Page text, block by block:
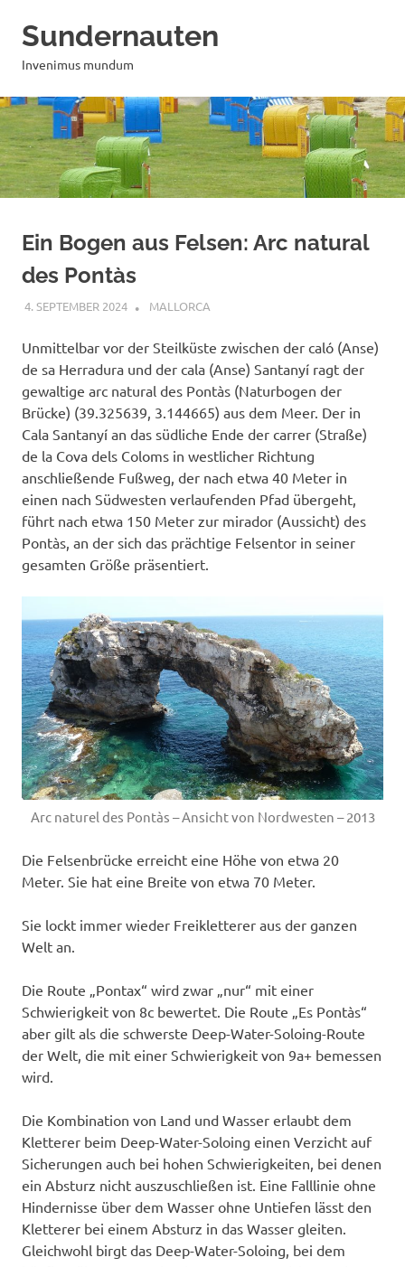
InhaltSundernauten
Invenimus mundum
Ein Bogen aus Felsen: Arc natural
des Pontàs
4. SEPTEMBER 2024 MAILBOX59846
MALLORCA
Unmittelbar vor der Steilküste zwischen der caló (Anse)
de sa Herradura und der cala (Anse) Santanyí ragt der
gewaltige arc natural des Pontàs (Naturbogen der
Brücke) (39.325639, 3.144665) aus dem Meer. Der in
Cala Santanyí an das südliche Ende der carrer (Straße)
de la Cova dels Coloms in westlicher Richtung
anschließende Fußweg, der nach etwa 40 Meter in
einen nach Südwesten verlaufenden Pfad übergeht,
führt nach etwa 150 Meter zur mirador (Aussicht) des
Pontàs, an der sich das prächtige Felsentor in seiner
gesamten Größe präsentiert.
Arc naturel des Pontàs – Ansicht von Nordwesten – 2013
Die Felsenbrücke erreicht eine Höhe von etwa 20
Meter. Sie hat eine Breite von etwa 70 Meter.
Sie lockt immer wieder Freikletterer aus der ganzen
Welt an.
Die Route „Pontax“ wird zwar „nur“ mit einer
Schwierigkeit von 8c bewertet. Die Route „Es Pontàs“
aber gilt als die schwerste Deep-Water-Soloing-Route
der Welt, die mit einer Schwierigkeit von 9a+ bemessen
wird.
Die Kombination von Land und Wasser erlaubt dem
Kletterer beim Deep-Water-Soloing einen Verzicht auf
Sicherungen auch bei hohen Schwierigkeiten, bei denen
ein Absturz nicht auszuschließen ist. Eine Falllinie ohne
Hindernisse über dem Wasser ohne Untiefen lässt den
Kletterer bei einem Absturz in das Wasser gleiten.
Gleichwohl birgt das Deep-Water-Soloing, bei dem